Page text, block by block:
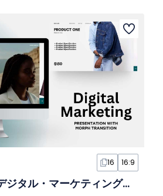
16 16:9
ミニマルなモーフデジタル・マーケティングプランスライド